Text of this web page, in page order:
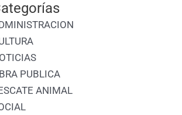
PUBLICA
ANIMAL